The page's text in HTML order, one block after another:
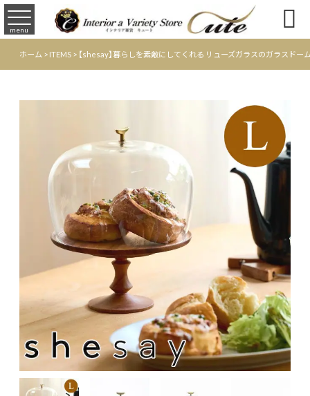
menu 
ホーム >ITEMS > 【shesay】暮らしを素敵にしてくれる リューズガラスのガラスド